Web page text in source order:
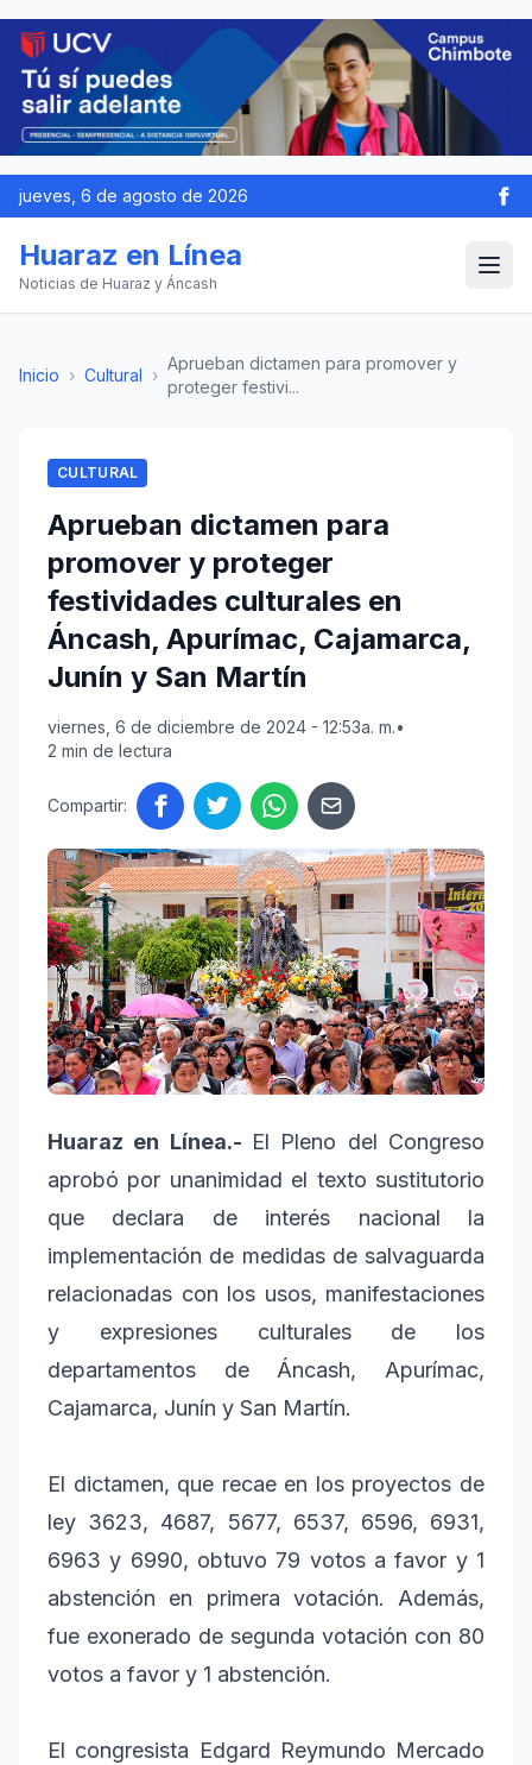
jueves, 6 de agosto de 2026
Huaraz en Línea
Noticias de Huaraz y Áncash
Inicio › Cultural ›
Aprueban dictamen para promover y
proteger festivi...
CULTURAL
Aprueban dictamen para
promover y proteger
festividades culturales en
Áncash, Apurímac, Cajamarca,
Junín y San Martín
viernes, 6 de diciembre de 2024 - 12:53a. m.•
2 min de lectura
Compartir:
Huaraz en Línea.- El Pleno del Congreso
aprobó por unanimidad el texto sustitutorio
que declara de interés nacional la
implementación de medidas de salvaguarda
relacionadas con los usos, manifestaciones
y expresiones culturales de los
departamentos de Áncash, Apurímac,
Cajamarca, Junín y San Martín.
El dictamen, que recae en los proyectos de
ley 3623, 4687, 5677, 6537, 6596, 6931,
6963 y 6990, obtuvo 79 votos a favor y 1
abstención en primera votación. Además,
fue exonerado de segunda votación con 80
votos a favor y 1 abstención.
El congresista Edgard Reymundo Mercado